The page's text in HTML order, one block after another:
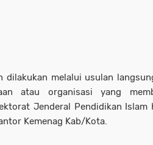
dilakukan melalui usulan
atau organisasi yang
Jenderal Pendidikan Islam
Kemenag Kab/Kota.